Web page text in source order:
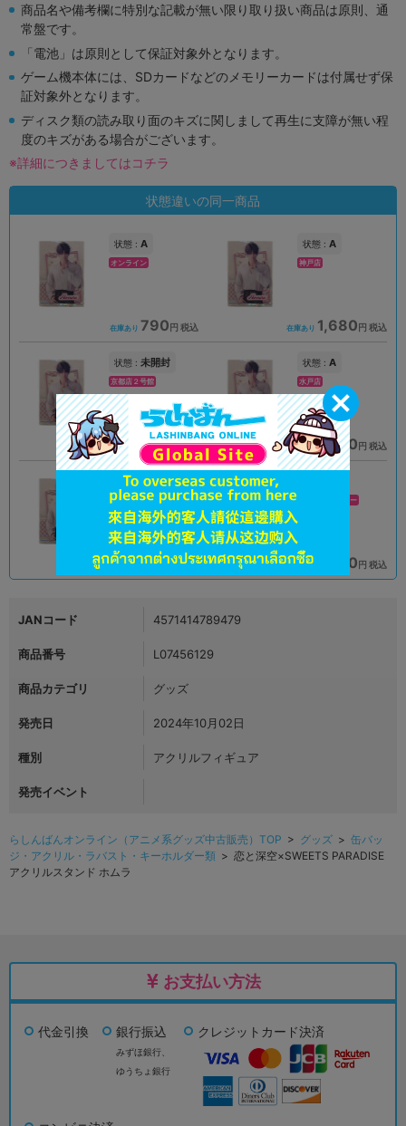
商品名や備考欄に特別な記載が無い限り取り扱い商品は原則、通
常盤です。
「電池」は原則として保証対象外となります。
ゲーム機本体には、SDカードなどのメモリーカードは付属せず保
証対象外となります。
ディスク類の読み取り面のキズに関しまして再生に支障が無い程
度のキズがある場合がございます。
※詳細につきましてはコチラ
状態違いの同一商品
状態 : A
オンライン
在庫あり 790 円 税込
状態 : A
神戸店
在庫あり 1,680 円 税込
状態 : 未開封
京都店２号館
在庫あり 1,690円 税込
状態 : A
水戸店
在庫あり 1,290 円 税込
状態 : A
岡山店
在庫あり 990円 税込
新入荷
新座流通センター
在庫あり 890 円 税込
JANコード 4571414789479
商品番号 L07456129
商品カテゴリ グッズ
発売日 2024年10月02日
種別 アクリルフィギュア
発売イベント
らしんばんオンライン（アニメ系グッズ中古販売）TOP > グッズ > 缶バッ
ジ・アクリル・ラバスト・キーホルダー類 > 恋と深空×SWEETS PARADISE
アクリルスタンド ホムラ
お支払い方法
代金引換 銀行振込
みずほ銀行、
ゆうちょ銀行
クレジットカード決済